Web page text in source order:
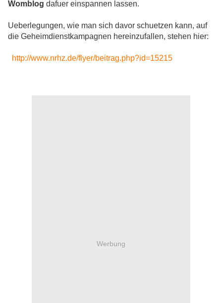
Womblog dafuer einspannen lassen.
Ueberlegungen, wie man sich davor schuetzen kann, auf
die Geheimdienstkampagnen hereinzufallen, stehen hier:
http://www.nrhz.de/flyer/beitrag.php?id=15215
Werbung